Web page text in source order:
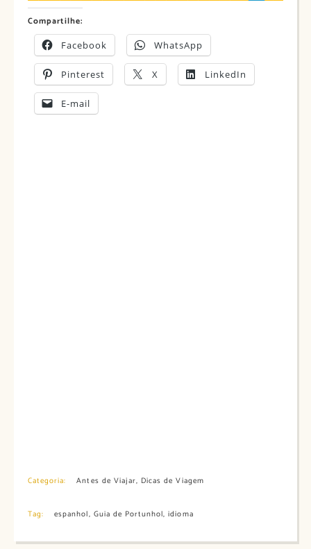
Compartilhe:
Facebook WhatsApp
Pinterest X LinkedIn
E-mail
Categoria: Antes de Viajar, Dicas de Viagem
Tag: espanhol, Guia de Portunhol,idioma